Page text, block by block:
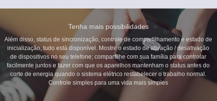
Tenha mais possibilidades
Além disso, status de sincronização, controle de compartilhamento e estado de
inicialização, tudo está disponível. Mostre o estado de ativação / desativação
de dispositivos no seu telefone; compartilhe com sua família para controlar
facilmente juntos e fazer com que os aparelhos mantenham o status antes do
corte de energia quando o sistema elétrico restabelecer o trabalho normal.
Controle simples para uma vida mais simples